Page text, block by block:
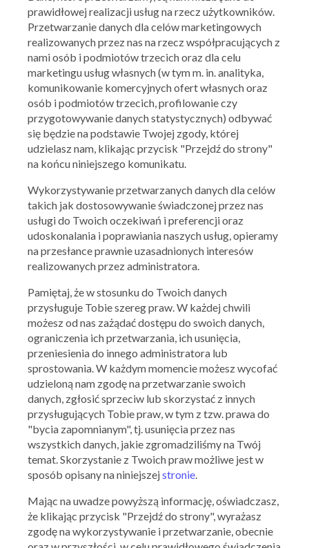
prawidłowej realizacji usług na rzecz użytkowników.
Przetwarzanie danych dla celów marketingowych
realizowanych przez nas na rzecz współpracujących z
nami osób i podmiotów trzecich oraz dla celu
marketingu usług własnych (w tym m. in. analityka,
komunikowanie komercyjnych ofert własnych oraz
osób i podmiotów trzecich, profilowanie czy
przygotowywanie danych statystycznych) odbywać
się będzie na podstawie Twojej zgody, której
udzielasz nam, klikając przycisk "Przejdź do strony"
na końcu niniejszego komunikatu.
Wykorzystywanie przetwarzanych danych dla celów
takich jak dostosowywanie świadczonej przez nas
usługi do Twoich oczekiwań i preferencji oraz
udoskonalania i poprawiania naszych usług, opieramy
na przesłance prawnie uzasadnionych interesów
realizowanych przez administratora.
Pamiętaj, że w stosunku do Twoich danych
przysługuje Tobie szereg praw. W każdej chwili
możesz od nas zażądać dostępu do swoich danych,
ograniczenia ich przetwarzania, ich usunięcia,
przeniesienia do innego administratora lub
sprostowania. W każdym momencie możesz wycofać
udzieloną nam zgodę na przetwarzanie swoich
danych, zgłosić sprzeciw lub skorzystać z innych
przysługujących Tobie praw, w tym z tzw. prawa do
"bycia zapomnianym", tj. usunięcia przez nas
wszystkich danych, jakie zgromadziliśmy na Twój
temat. Skorzystanie z Twoich praw możliwe jest w
sposób opisany na niniejszejstronie.
Mając na uwadze powyższą informację, oświadczasz,
że klikając przycisk "Przejdź do strony", wyrażasz
zgodę na wykorzystywanie i przetwarzanie, obecnie